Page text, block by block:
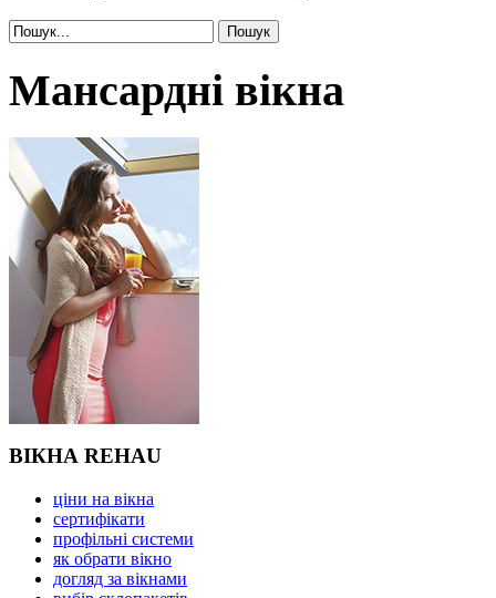
Мансардні вікна
ВІКНА REHAU
ціни на вікна
сертифікати
профільні системи
як обрати вікно
догляд за вікнами